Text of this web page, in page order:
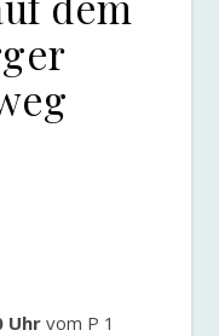
Uhrvom P 1